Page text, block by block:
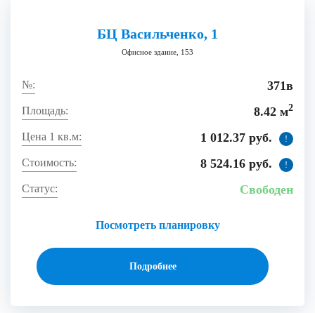
БЦ Васильченко, 1
Офисное здание, 153
371в
8.42 м2
1 012.37 руб. !
8 524.16 руб. !
Посмотреть планировку
Свободен
Подробнее